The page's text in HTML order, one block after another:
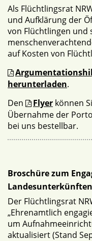
Als Flüchtlingsrat
und Aufklärung der
von Flüchtlingen und
auf Kosten von
herunterladen.
Den
Flyer können
Übernahme der
bei uns bestellbar.
Broschüre zum
Landesunterkünften
Der Flüchtlingsrat
„Ehrenamtlich
um
aktualisiert (Stand